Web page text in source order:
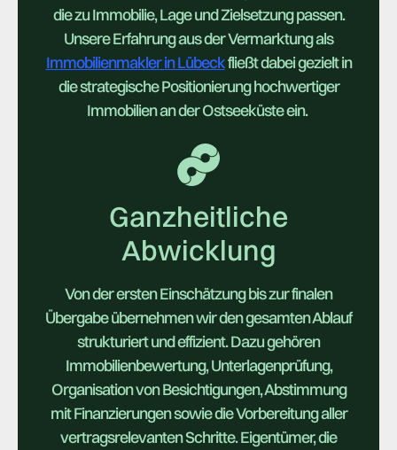
die zu Immobilie, Lage und Zielsetzung passen.
Unsere Erfahrung aus der Vermarktung als
Immobilienmakler in Lübeckfließt dabei gezielt in
die strategische Positionierung hochwertiger
Immobilien an der Ostseeküste ein.
Ganzheitliche
Abwicklung
Von der ersten Einschätzung bis zur finalen
Übergabe übernehmen wir den gesamten Ablauf
strukturiert und effizient. Dazu gehören
Immobilienbewertung, Unterlagenprüfung,
Organisation von Besichtigungen, Abstimmung
mit Finanzierungen sowie die Vorbereitung aller
vertragsrelevanten Schritte. Eigentümer, die